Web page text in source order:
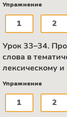
Упражнение
1 2
Урок 33–34.
слова в
лексическому
Упражнение
1 2